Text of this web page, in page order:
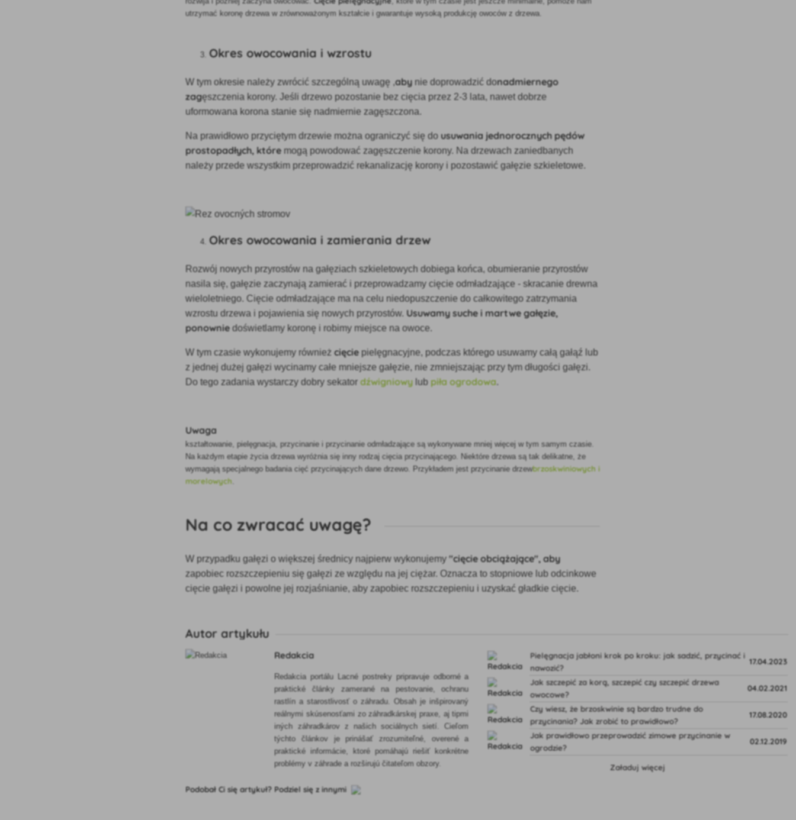
utrzymać koronę drzewa w zrównoważonym kształcie i gwarantuje wysoką produkcję owoców z drzewa.
Okres owocowania i wzrostu
W tym okresie należy zwrócić szczególną uwagę ,aby nie doprowadzić donadmiernego
zagęszczenia korony. Jeśli drzewo pozostanie bez cięcia przez 2-3 lata, nawet dobrze
uformowana korona stanie się nadmiernie zagęszczona.
Na prawidłowo przyciętym drzewie można ograniczyć się dousuwania jednorocznych pędów
prostopadłych, któremogą powodować zagęszczenie korony. Na drzewach zaniedbanych
należy przede wszystkim przeprowadzić rekanalizację korony i pozostawić gałęzie szkieletowe.
Okres owocowania i zamierania drzew
Rozwój nowych przyrostów na gałęziach szkieletowych dobiega końca, obumieranie przyrostów
nasila się, gałęzie zaczynają zamierać i przeprowadzamy cięcie odmładzające - skracanie drewna
wieloletniego. Cięcie odmładzające ma na celu niedopuszczenie do całkowitego zatrzymania
wzrostu drzewa i pojawienia się nowych przyrostów. Usuwamy suche i martwe gałęzie,
ponowniedoświetlamy koronę i robimy miejsce na owoce.
W tym czasie wykonujemy równieżcięciepielęgnacyjne, podczas którego usuwamy całą gałąź lub
z jednej dużej gałęzi wycinamy całe mniejsze gałęzie, nie zmniejszając przy tym długości gałęzi.
Do tego zadania wystarczy dobry sekatordźwigniowy lubpiła ogrodowa.
Uwaga
kształtowanie, pielęgnacja, przycinanie i przycinanie odmładzające są wykonywane mniej więcej w tym samym czasie.
Na każdym etapie życia drzewa wyróżnia się inny rodzaj cięcia przycinającego. Niektóre drzewa są tak delikatne, że
wymagają specjalnego badania cięć przycinających dane drzewo. Przykładem jestprzycinanie drzewbrzoskwiniowych i
morelowych
Na co zwracać uwagę?
W przypadku gałęzi o większej średnicy najpierw wykonujemy "cięcie obciążające", aby
zapobiec rozszczepieniu się gałęzi ze względu na jej ciężar. Oznacza to stopniowe lub odcinkowe
cięcie gałęzi i powolne jej rozjaśnianie, aby zapobiec rozszczepieniu i uzyskać gładkie cięcie.
Autor artykułu
Redakcia
Redakcia portálu Lacné postreky pripravuje odborné a
praktické články zamerané na pestovanie, ochranu
rastlín a starostlivosť o záhradu. Obsah je inšpirovaný
reálnymi skúsenosťami zo záhradkárskej praxe, aj tipmi
iných záhradkárov z našich sociálnych sietí. Cieľom
týchto článkov je prinášať zrozumiteľné, overené a
praktické informácie, ktoré pomáhajú riešiť konkrétne
problémy v záhrade a rozširujú čitateľom obzory.
Pielęgnacja jabłoni krok po kroku: jak sadzić, przycinać i
nawozić?
17.04.2023
Jak szczepić za korą, szczepić czy szczepić drzewa
owocowe?
04.02.2021
Czy wiesz, że brzoskwinie są bardzo trudne do
przycinania? Jak zrobić to prawidłowo?
17.08.2020
Jak prawidłowo przeprowadzić zimowe przycinanie w
ogrodzie?
02.12.2019
Załaduj więcej
Podobał Ci się artykuł? Podziel się z innymi